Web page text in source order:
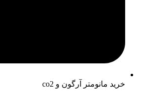
خرید مانومتر آرگون و co2